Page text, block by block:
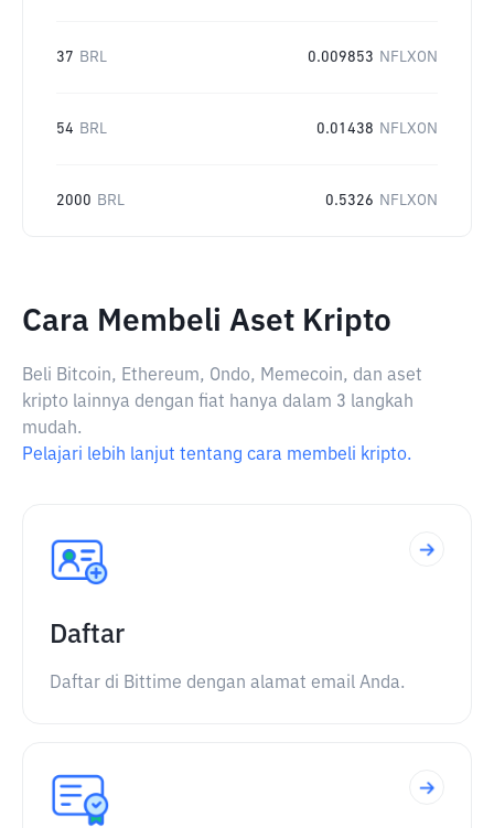
37 BRL 0.009853 NFLXON
54 BRL 0.01438 NFLXON
2000 BRL 0.5326 NFLXON
Cara Membeli Aset Kripto
Beli Bitcoin, Ethereum, Ondo, Memecoin, dan aset
kripto lainnya dengan fiat hanya dalam 3 langkah
mudah.
Pelajari lebih lanjut tentang cara membeli kripto.
Daftar
Daftar di Bittime dengan alamat email Anda.